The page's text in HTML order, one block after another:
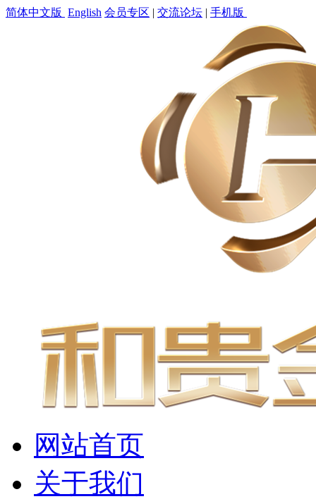
简体中文版 English 会员专区 | 交流论坛 | 手机版
网站首页
关于我们